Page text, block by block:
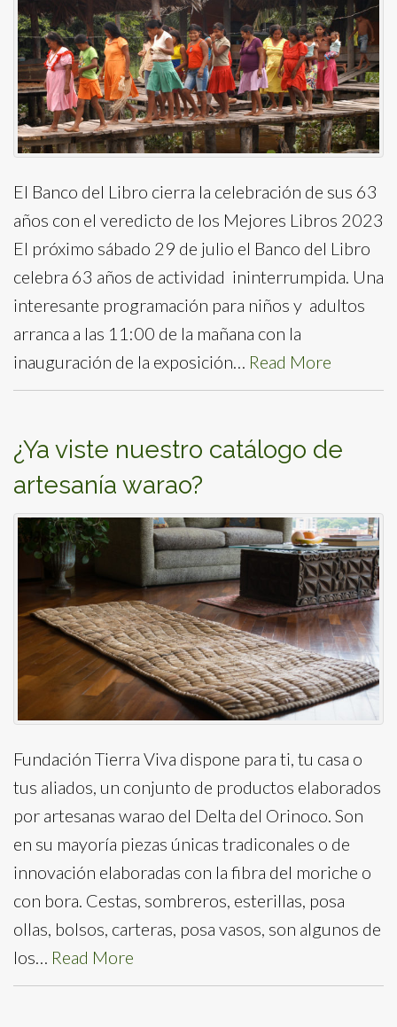
El Banco del Libro cierra la celebración de sus 63
años con el veredicto de los Mejores Libros 2023
El próximo sábado 29 de julio el Banco del Libro
celebra 63 años de actividad ininterrumpida. Una
interesante programación para niños y adultos
arranca a las 11:00 de la mañana con la
inauguración de la exposición… Read More
¿Ya viste nuestro catálogo de
artesanía warao?
Fundación Tierra Viva dispone para ti, tu casa o
tus aliados, un conjunto de productos elaborados
por artesanas warao del Delta del Orinoco. Son
en su mayoría piezas únicas tradiconales o de
innovación elaboradas con la fibra del moriche o
con bora. Cestas, sombreros, esterillas, posa
ollas, bolsos, carteras, posa vasos, son algunos de
los… Read More